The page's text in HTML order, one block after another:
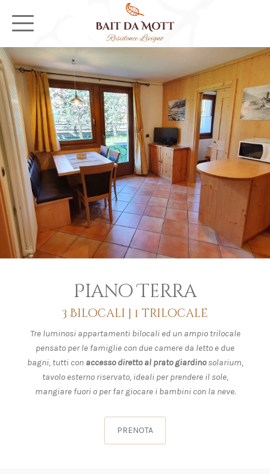
Piano Terra
3 Bilocali | 1 trilocale
Tre luminosi appartamenti bilocali ed un ampio trilocale
pensato per le famiglie con due camere da letto e due
bagni, tutti con accesso diretto al prato giardinosolarium,
tavolo esterno riservato, ideali per prendere il sole,
mangiare fuori o per far giocare i bambini con la neve.
PRENOTA